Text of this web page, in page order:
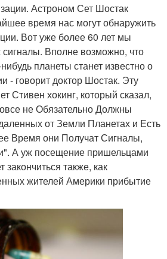
Астроном Сет Шостак
время нас могут обнаружить
Вот уже более 60 лет мы
Вполне возможно, что
планеты станет известно о
- говорит доктор Шостак. Эту
Стивен хокинг, который сказал,
не Обязательно Должны
от Земли Планетах и Есть
Время они Получат Сигналы,
А уж посещение пришельцами
также, как
жителей Америки прибытие